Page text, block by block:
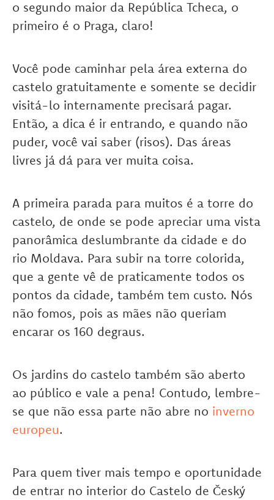
o segundo maior da República Tcheca, o
primeiro é o Praga, claro!
Você pode caminhar pela área externa do
castelo gratuitamente e somente se decidir
visitá-lo internamente precisará pagar.
Então, a dica é ir entrando, e quando não
puder, você vai saber (risos). Das áreas
livres já dá para ver muita coisa.
A primeira parada para muitos é a torre do
castelo, de onde se pode apreciar uma vista
panorâmica deslumbrante da cidade e do
rio Moldava. Para subir na torre colorida,
que a gente vê de praticamente todos os
pontos da cidade, também tem custo. Nós
não fomos, pois as mães não queriam
encarar os 160 degraus.
Os jardins do castelo também são aberto
ao público e vale a pena! Contudo, lembre-
se que não essa parte não abre no inverno
europeu.
Para quem tiver mais tempo e oportunidade
de entrar no interior do Castelo de Český